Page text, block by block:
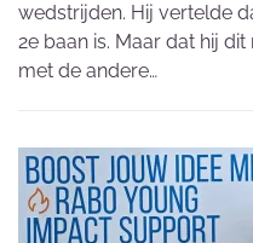
wedstrijden. Hij vertelde
2e baan is. Maar dat hij
met de andere…